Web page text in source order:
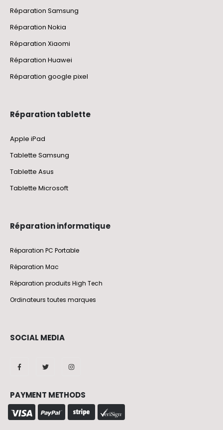
Réparation Samsung
Réparation Nokia
Réparation Xiaomi
Réparation Huawei
Réparation google pixel
Réparation tablette
Apple iPad
Tablette Samsung
Tablette Asus
Tablette Microsoft
Réparation informatique
Réparation PC Portable
Réparation Mac
Réparation produits High Tech
Ordinateurs toutes marques
SOCIAL MEDIA
PAYMENT METHODS